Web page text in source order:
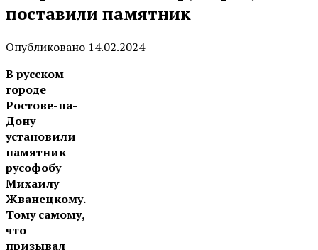
поставили памятник
Опубликовано 14.02.2024
В русском
городе
Ростове-на-
Дону
установили
памятник
русофобу
Михаилу
Жванецкому.
Тому самому,
что
призывал